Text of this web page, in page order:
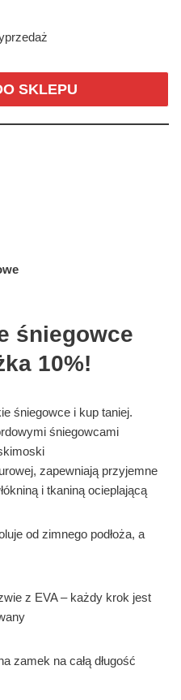
SKLEPU
śniegowce
10%!
śniegowce i kup taniej.
śniegowcami
zapewniają przyjemne
i tkaniną ocieplającą
od zimnego podłoża, a
z EVA – każdy krok jest
zamek na całą długość